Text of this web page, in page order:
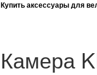
Купить аксессуары для
Камера